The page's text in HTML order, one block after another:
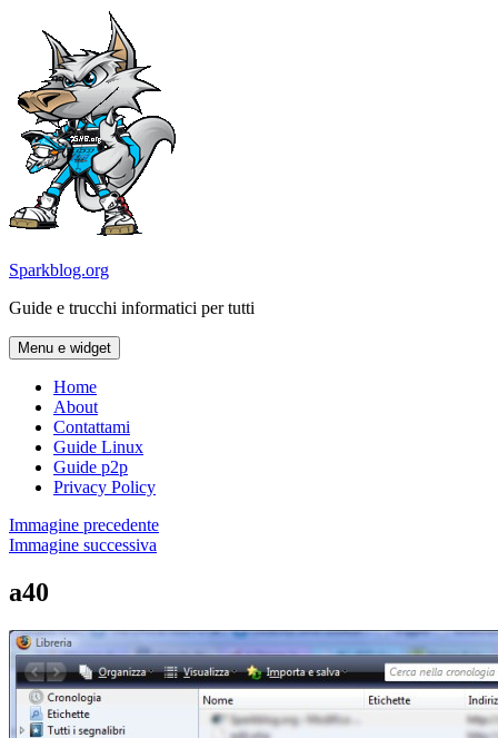
contenuto
Sparkblog.org
Guide e trucchi informatici per tutti
Menu e widget
Home
About
Contattami
Guide Linux
Guide p2p
Privacy Policy
Immagine precedente
Immagine successiva
a40